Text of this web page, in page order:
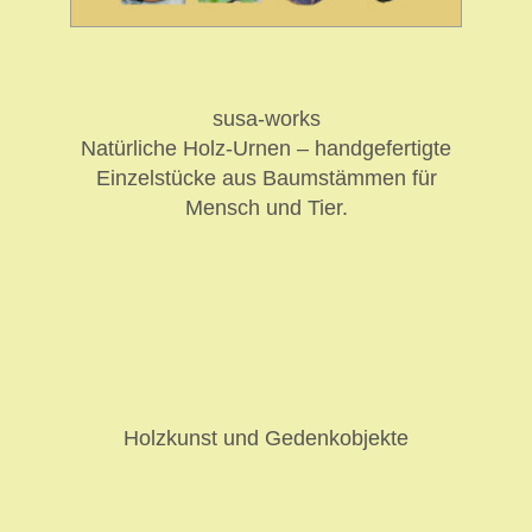
susa-works
Natürliche Holz-Urnen – handgefertigte
Einzelstücke aus Baumstämmen für
Mensch und Tier.
Holzkunst und Gedenkobjekte